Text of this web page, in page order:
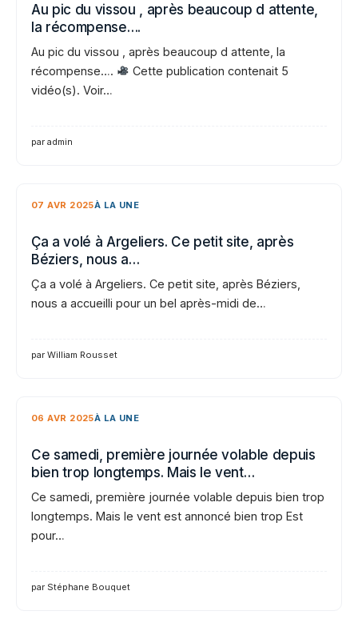
Au pic du vissou , après beaucoup d attente,
la récompense….
Au pic du vissou , après beaucoup d attente, la
récompense….
Cette publication contenait 5
vidéo(s). Voir…
par admin
07 AVR 2025À LA UNE
Ça a volé à Argeliers. Ce petit site, après
Béziers, nous a…
Ça a volé à Argeliers. Ce petit site, après Béziers,
nous a accueilli pour un bel après-midi de…
par William Rousset
06 AVR 2025À LA UNE
Ce samedi, première journée volable depuis
bien trop longtemps. Mais le vent…
Ce samedi, première journée volable depuis bien trop
longtemps. Mais le vent est annoncé bien trop Est
pour…
par Stéphane Bouquet